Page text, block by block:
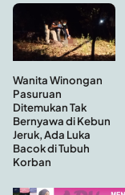
Wanita Winongan
Pasuruan
Ditemukan Tak
Bernyawa di Kebun
Jeruk, Ada Luka
Bacok di Tubuh
Korban